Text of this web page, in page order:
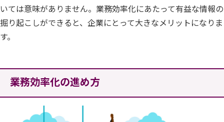
いては意味がありません。業務効率化にあたって有益な情報の
掘り起こしができると、企業にとって大きなメリットになりま
す。
業務効率化の進め方